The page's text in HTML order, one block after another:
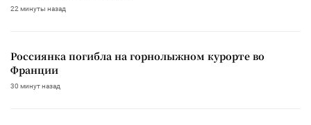
22 минуты назад
Россиянка погибла на горнолыжном курорте во
Франции
30 минут назад